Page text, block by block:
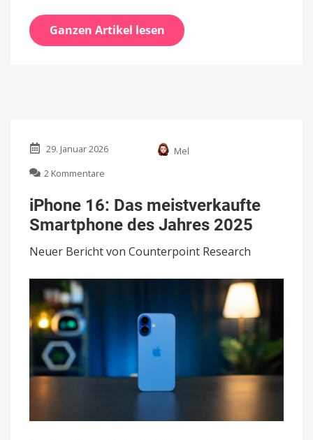
Ganzen Artikel lesen
29. Januar 2026
Mel
2 Kommentare
16:
Das
meistverkaufte
des
2025
iPhone 16: Das meistverkaufte
Smartphone des Jahres 2025
Neuer Bericht von Counterpoint Research